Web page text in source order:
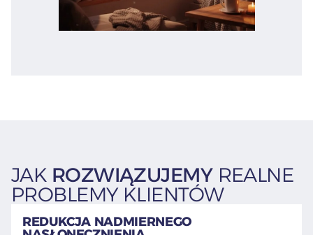
JAK ROZWIĄZUJEMY REALNE
PROBLEMY KLIENTÓW
REDUKCJA NADMIERNEGO